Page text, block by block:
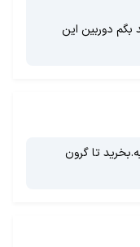
بگم دوربین این
تا گرون